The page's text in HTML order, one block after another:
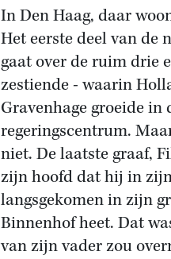
In Den Haag, daar
Het eerste deel van de
gaat over de ruim drie
zestiende - waarin
Gravenhage groeide
regeringscentrum.
niet. De laatste graaf,
zijn hoofd dat hij in
langsgekomen in zijn
Binnenhof heet. Dat
van zijn vader zou